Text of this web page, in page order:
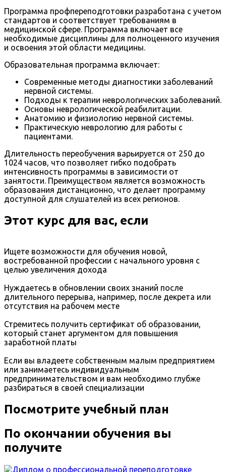
Программа профпереподготовки разработана с учетом
стандартов и соответствует требованиям в
медицинской сфере. Программа включает все
необходимые дисциплины для полноценного изучения
и освоения этой области медицины.
Образовательная программа включает:
Современные методы диагностики заболеваний
нервной системы.
Подходы к терапии неврологических заболеваний.
Основы неврологической реабилитации.
Анатомию и физиологию нервной системы.
Практическую неврологию для работы с
пациентами.
Длительность переобучения варьируется от 250 до
1024 часов, что позволяет гибко подобрать
интенсивность программы в зависимости от
занятости. Преимуществом является возможность
образования дистанционно, что делает программу
доступной для слушателей из всех регионов.
Этот курс для вас, если
Ищете возможности для обучения новой,
востребованной профессии с начального уровня с
целью увеличения дохода
Нуждаетесь в обновлении своих знаний после
длительного перерыва, например, после декрета или
отсутствия на рабочем месте
Стремитесь получить сертификат об образовании,
который станет аргументом для повышения
заработной платы
Если вы владеете собственным малым предприятием
или занимаетесь индивидуальным
предпринимательством и вам необходимо глубже
разбираться в своей специализации
Посмотрите учебный план
По окончании обучения вы
получите